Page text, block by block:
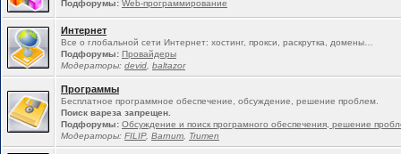
Подфорумы: Web-программирование
Интернет
Все о глобальной сети Интернет: хостинг, прокси, раскрутка, домены…
Подфорумы: Провайдеры
Модераторы: devid baltazor
Программы
Бесплатное программное обеспечение, обсуждение, решение проблем.
Поиск вареза запрещен.
Подфорумы: Обсуждение и поиск програмного обеспечения, решение
Модераторы: FILIP, Barnum Trumen